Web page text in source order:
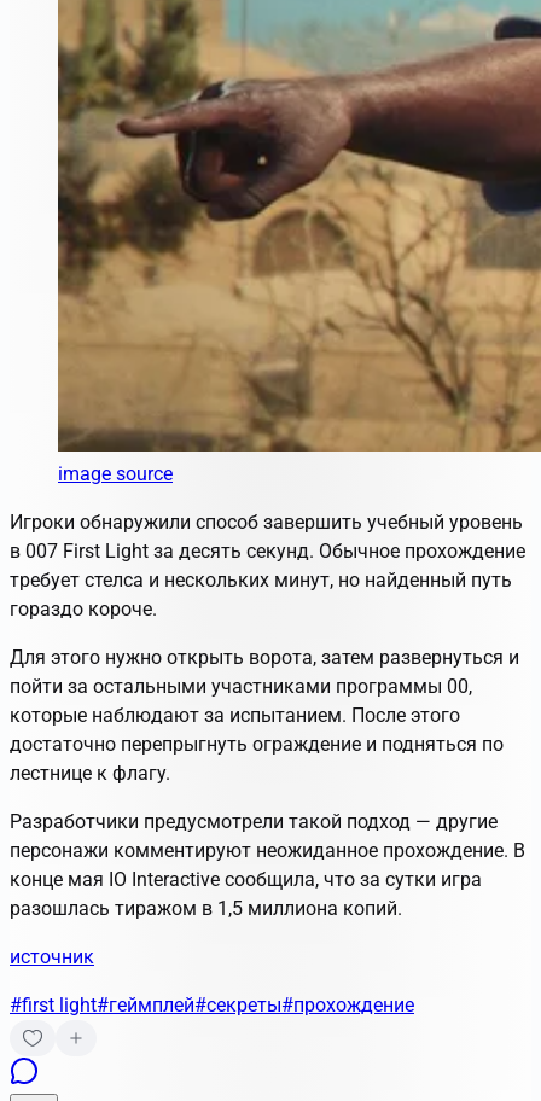
image source
Игроки обнаружили способ завершить учебный уровень
в 007 First Light за десять секунд. Обычное прохождение
требует стелса и нескольких минут, но найденный путь
гораздо короче.
Для этого нужно открыть ворота, затем развернуться и
пойти за остальными участниками программы 00,
которые наблюдают за испытанием. После этого
достаточно перепрыгнуть ограждение и подняться по
лестнице к флагу.
Разработчики предусмотрели такой подход — другие
персонажи комментируют неожиданное прохождение. В
конце мая IO Interactive сообщила, что за сутки игра
разошлась тиражом в 1,5 миллиона копий.
источник
#first light#геймплей#секреты#прохождение